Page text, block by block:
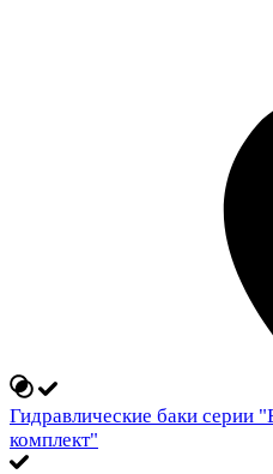
Гидравлические баки серии
комплект"